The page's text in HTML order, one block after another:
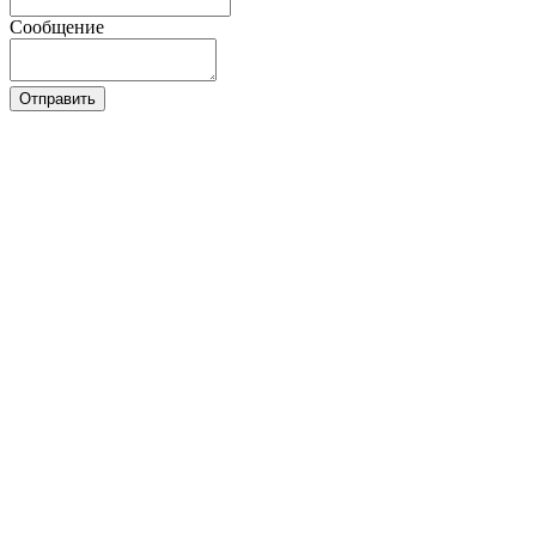
Сообщение
Отправить